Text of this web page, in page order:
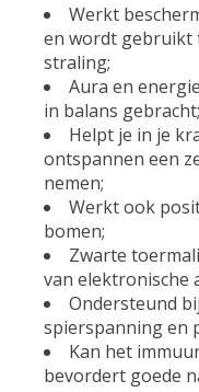
Werkt
en wordt gebruikt
straling;
Aura en
in balans gebracht;
Helpt je in je
ontspannen een
nemen;
Werkt ook
bomen;
Zwarte
van elektronische
Ondersteund
spierspanning en
Kan het
bevordert goede